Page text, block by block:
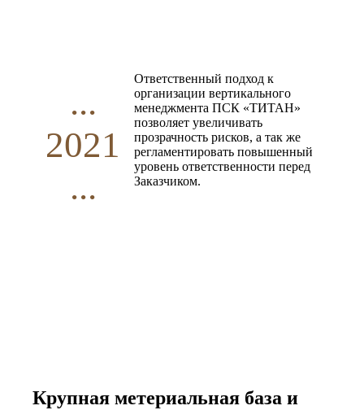
...
2021
...
Ответственный подход к
организации вертикального
менеджмента ПСК «ТИТАН»
позволяет увеличивать
прозрачность рисков, а так же
регламентировать повышенный
уровень ответственности перед
Заказчиком.
Крупная метериальная база и